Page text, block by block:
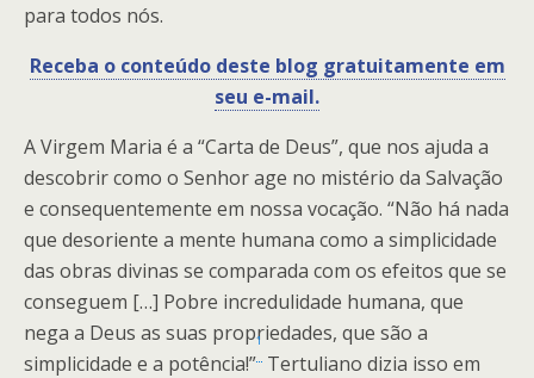
para todos nós.
Receba o conteúdo deste blog gratuitamente em
seu e-mail.
A Virgem Maria é a “Carta de Deus”, que nos ajuda a
descobrir como o Senhor age no mistério da Salvação
e consequentemente em nossa vocação. “Não há nada
que desoriente a mente humana como a simplicidade
das obras divinas se comparada com os efeitos que se
conseguem […] Pobre incredulidade humana, que
nega a Deus as suas propriedades, que são a
simplicidade e a potência!”
1
Tertuliano dizia isso em